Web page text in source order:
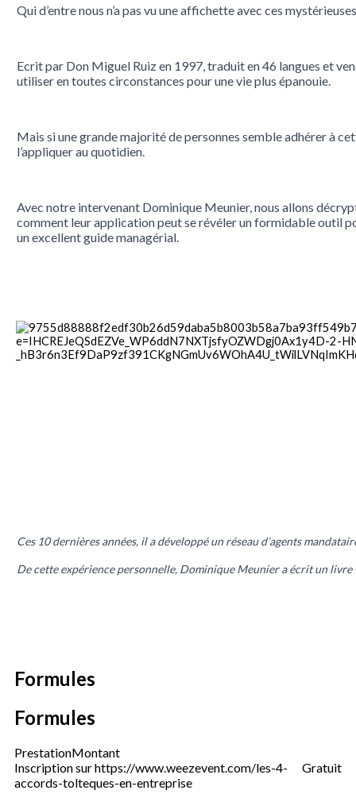
Qui d’entre nous n’a pas vu une affichette avec ces
Ecrit par Don Miguel Ruiz en 1997, traduit en 46 langues et
utiliser en toutes circonstances pour une vie plus épanouie.
Mais si une grande majorité de personnes semble adhérer à
l’appliquer au quotidien.
Avec notre intervenant Dominique Meunier, nous allons
comment leur application peut se révéler un formidable outil
un excellent guide managérial.
Ces 10 dernières années, il a développé un réseau d’agents
De cette expérience personnelle, Dominique Meunier a écrit un livre
Formules
Formules
PrestationMontant
Inscription sur https://www.weezevent.com/les-4-
accords-tolteques-en-entreprise
Gratuit